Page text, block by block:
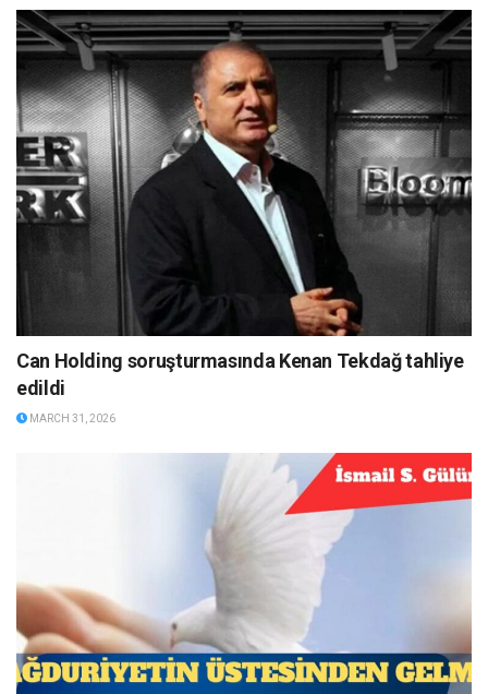
Can Holding soruşturmasında Kenan Tekdağ tahliye
edildi
MARCH 31, 2026